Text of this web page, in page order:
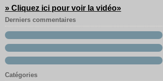
» Cliquez ici pour voir la vidéo»
Derniers commentaires
Catégories